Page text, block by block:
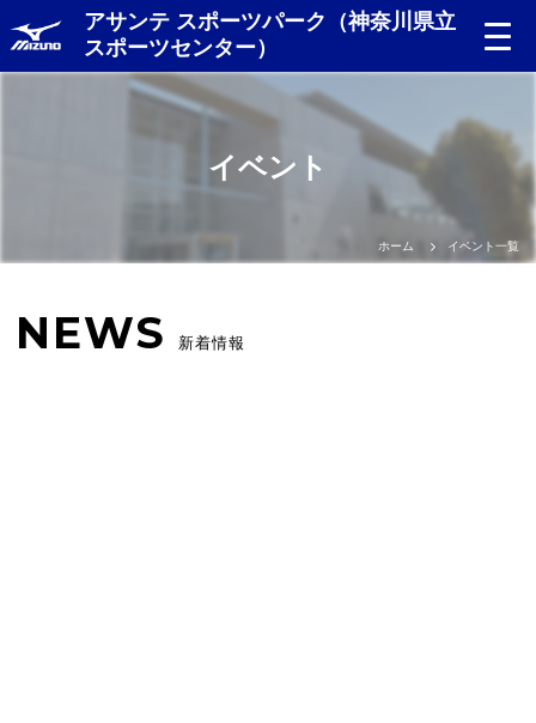
アサンテ スポーツパーク（神奈川県立
スポーツセンター）
イベント
ホーム イベント一覧
NEWS 新着情報